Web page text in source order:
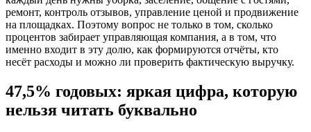
ремонт, контроль отзывов, управление ценой и продвижение
на площадках. Поэтому вопрос не только в том, сколько
процентов забирает управляющая компания, а в том, что
именно входит в эту долю, как формируются отчёты, кто
несёт расходы и можно ли проверить фактическую выручку.
47,5% годовых: яркая цифра, которую
нельзя читать буквально